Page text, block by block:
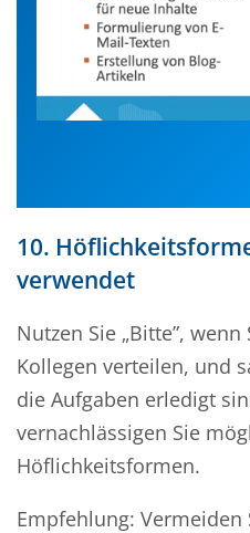
10.
verwendet
Nutzen Sie „Bitte”, wenn
Kollegen verteilen, und
die Aufgaben erledigt
vernachlässigen Sie
Höflichkeitsformen.
Empfehlung: Vermeiden